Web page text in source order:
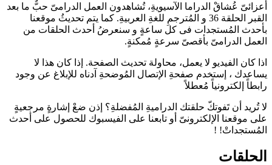
أعزائىّ عُشاقْ الدراما الآسيويةِ، تُشاهدون العمل الدرامىّ حبٌّ ما بعد
القبر الحلقة 36 و المُترجمِ للغةِ العربيةِ. كما يتم تحديثُ موقعنا
بأحدث المُستجدات فى كل ساعةٍ و سنعرضُ أحدث الحلقات من
العمل الدرامىّ بأقصىّ سرعةٍ مُمكنةٍ.
اذا كان الفيديو لا يعمل، محاولة تحديث الصفحة. إذا كان هذا لا
يساعدك ، إستخدم صفحةِ الإتصال المُوضحةِ آدناه للإبلاغ عن وجود
رابطاً إلكترونياً مُعطلاً
لا تُريد أن تَفوتكّ حلقتك الدراميةِ المُفضلةِ؟ إذن ضعْ إشارةٍ مرجعيةٍ
على موقعنا الإلكترونىّ أو تابعنا على الفيسبوك للحصول على أحدث
المُستجداتْ! !
الحلقات